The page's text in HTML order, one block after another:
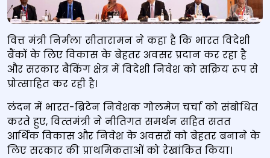
वित्त मंत्री निर्मला सीतारामन ने कहा है कि भारत विदेशी
बैंकों के लिए विकास के बेहतर अवसर प्रदान कर रहा है
और सरकार बैंकिंग क्षेत्र में विदेशी निवेश को सक्रिय रूप से
प्रोत्साहित कर रही है।
लंदन में भारत-ब्रिटेन निवेशक गोलमेज चर्चा को संबोधित
करते हुए, वित्‍तमंत्री ने नीतिगत समर्थन सहित सतत
आर्थिक विकास और निवेश के अवसरों को बेहतर बनाने के
लिए सरकार की प्राथमिकताओं को रेखांकित किया।